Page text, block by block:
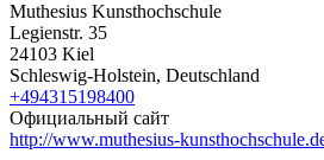
Muthesius Kunsthochschule
Legienstr. 35
24103 Kiel
Schleswig-Holstein, Deutschland
+494315198400
Официальный сайт
http://www.muthesius-